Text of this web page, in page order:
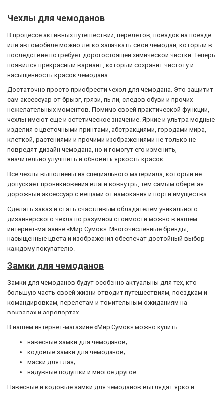
Чехлы для чемоданов
В процессе активных путешествий, перелетов, поездок на поезде
или автомобиле можно легко запачкать свой чемодан, который в
последствие потребует дорогостоящей химической чистки. Теперь
появился прекрасный вариант, который сохранит чистоту и
насыщенность красок чемодана.
Достаточно просто приобрести чехол для чемодана. Это защитит
сам аксессуар от брызг, грязи, пыли, следов обуви и прочих
нежелательных моментов. Помимо своей практической функции,
чехлы имеют еще и эстетическое значение. Яркие и ультра модные
изделия с цветочными принтами, абстракциями, городами мира,
клеткой, растениями и прочими изображениями не только не
повредят дизайн чемодана, но и помогут его изменить,
значительно улучшить и обновить яркость красок.
Все чехлы выполнены из специального материала, который не
допускает проникновения влаги вовнутрь, тем самым оберегая
дорожный аксессуар с вещами от намокания и порти имущества.
Сделать заказ и стать счастливым обладателем уникального
дизайнерского чехла по разумной стоимости можно в нашем
интернет-магазине «Мир Сумок». Многочисленные бренды,
насыщенные цвета и изображения обеспечат достойный выбор
каждому покупателю.
Замки для чемоданов
Замки для чемоданов будут особенно актуальны для тех, кто
большую часть своей жизни отводит путешествиям, поездкам и
командировкам, перелетам и томительным ожиданиям на
вокзалах и аэропортах.
В нашем интернет-магазине «Мир Сумок» можно купить:
навесные замки для чемоданов;
кодовые замки для чемоданов;
маски для глаз;
надувные подушки и многое другое.
Навесные и кодовые замки для чемоданов выглядят ярко и